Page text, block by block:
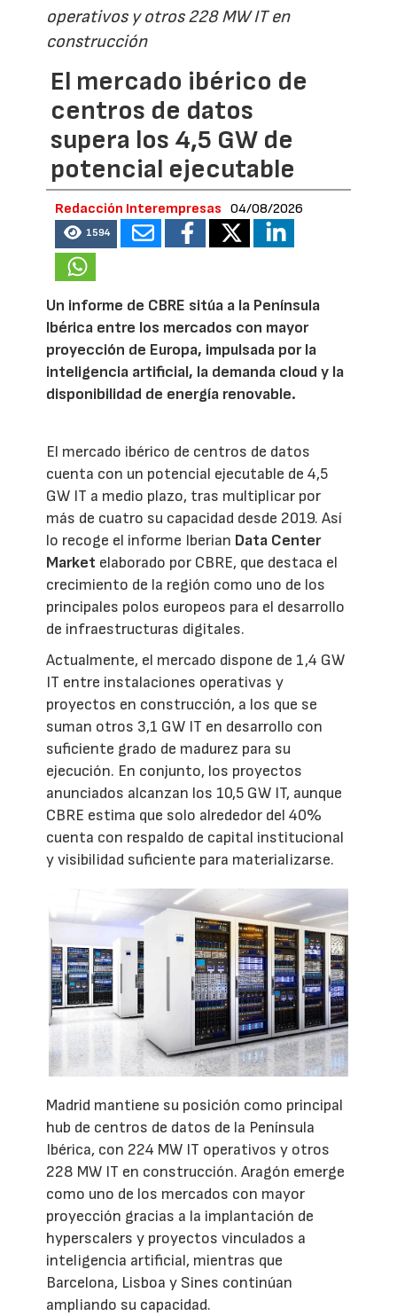
operativos y otros 228 MW IT en
construcción
El mercado ibérico de
centros de datos
supera los 4,5 GW de
potencial ejecutable
Redacción Interempresas 04/08/2026
1594
Un informe de CBRE sitúa a la Península
Ibérica entre los mercados con mayor
proyección de Europa, impulsada por la
inteligencia artificial, la demanda cloud y la
disponibilidad de energía renovable.
El mercado ibérico de centros de datos
cuenta con un potencial ejecutable de 4,5
GW IT a medio plazo, tras multiplicar por
más de cuatro su capacidad desde 2019. Así
lo recoge el informe Iberian Data Center
Market elaborado por CBRE, que destaca el
crecimiento de la región como uno de los
principales polos europeos para el desarrollo
de infraestructuras digitales.
Actualmente, el mercado dispone de 1,4 GW
IT entre instalaciones operativas y
proyectos en construcción, a los que se
suman otros 3,1 GW IT en desarrollo con
suficiente grado de madurez para su
ejecución. En conjunto, los proyectos
anunciados alcanzan los 10,5 GW IT, aunque
CBRE estima que solo alrededor del 40%
cuenta con respaldo de capital institucional
y visibilidad suficiente para materializarse.
Madrid mantiene su posición como principal
hub de centros de datos de la Península
Ibérica, con 224 MW IT operativos y otros
228 MW IT en construcción. Aragón emerge
como uno de los mercados con mayor
proyección gracias a la implantación de
hyperscalers y proyectos vinculados a
inteligencia artificial, mientras que
Barcelona, Lisboa y Sines continúan
ampliando su capacidad.